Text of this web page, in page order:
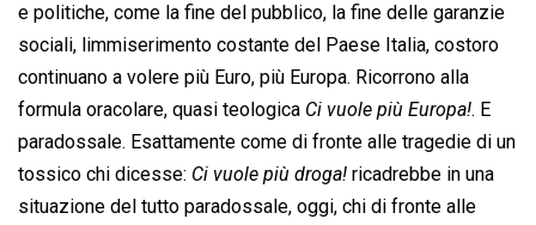
e politiche, come la fine del pubblico, la fine delle garanzie
sociali, limmiserimento costante del Paese Italia, costoro
continuano a volere più Euro, più Europa. Ricorrono alla
formula oracolare, quasi teologica  Ci vuole più Europa!. E
paradossale. Esattamente come di fronte alle tragedie di un
tossico chi dicesse:  Ci vuole più droga!  ricadrebbe in una
situazione del tutto paradossale, oggi, chi di fronte alle